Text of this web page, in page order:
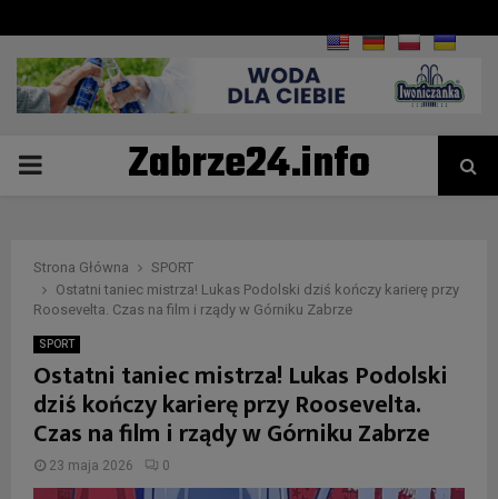
PRIMARYZabrze24.info
Strona Główna
SPORT
Ostatni taniec mistrza! Lukas Podolski dziś kończy karierę przy
Roosevelta. Czas na film i rządy w Górniku Zabrze
SPORT
Ostatni taniec mistrza! Lukas Podolski
dziś kończy karierę przy Roosevelta.
Czas na film i rządy w Górniku Zabrze
23 maja 2026 0